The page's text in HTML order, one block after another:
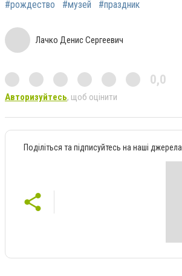
#рождество #музей #праздник
Лачко Денис Сергеевич
0,0
Авторизуйтесь, щоб оцінити
Поділіться та підписуйтесь на наші джерела